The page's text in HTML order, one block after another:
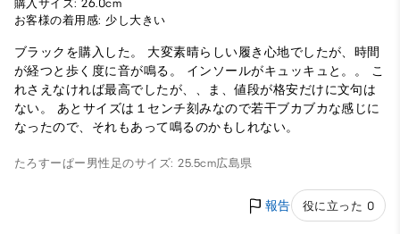
購入サイズ: 26.0cm
お客様の着用感: 少し大きい
ブラックを購入した。 大変素晴らしい履き心地でしたが、時間
が経つと歩く度に音が鳴る。 インソールがキュッキュと。。 こ
れさえなければ最高でしたが、、ま、値段が格安だけに文句は
ない。 あとサイズは１センチ刻みなので若干ブカブカな感じに
なったので、それもあって鳴るのかもしれない。
たろすーぱー 男性 足のサイズ: 25.5cm広島県
報告 役に立った 0